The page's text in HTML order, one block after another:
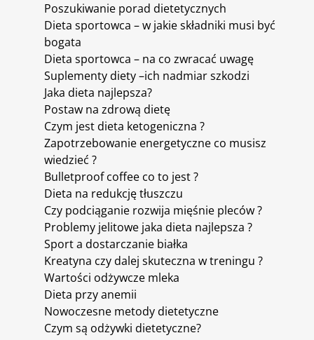
Poszukiwanie porad dietetycznych
Dieta sportowca – w jakie składniki musi być
bogata
Dieta sportowca – na co zwracać uwagę
Suplementy diety –ich nadmiar szkodzi
Jaka dieta najlepsza?
Postaw na zdrową dietę
Czym jest dieta ketogeniczna ?
Zapotrzebowanie energetyczne co musisz
wiedzieć ?
Bulletproof coffee co to jest ?
Dieta na redukcję tłuszczu
Czy podciąganie rozwija mięśnie pleców ?
Problemy jelitowe jaka dieta najlepsza ?
Sport a dostarczanie białka
Kreatyna czy dalej skuteczna w treningu ?
Wartości odżywcze mleka
Dieta przy anemii
Nowoczesne metody dietetyczne
Czym są odżywki dietetyczne?